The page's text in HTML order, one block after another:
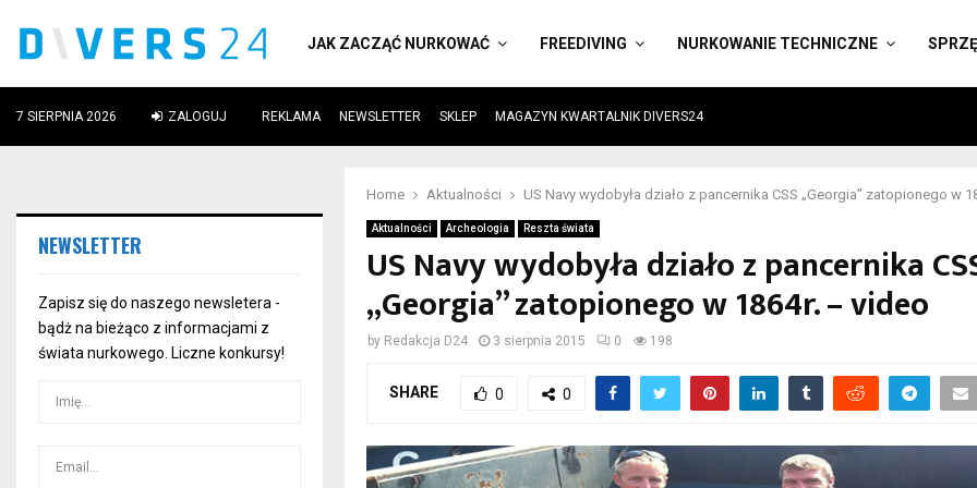
JAK ZACZĄĆ NURKOWAĆ FREEDIVING NURKOWANIE TECHNICZNE
7 SIERPNIA 2026 ZALOGUJ REKLAMA NEWSLETTER SKLEP MAGAZYN KWARTALNIK DIVERS24
Home Aktualności US Navy wydobyła działo z pancernika CSS „Georgia” zatopionego w
Aktualności Archeologia Reszta świata
US Navy wydobyła działo z pancernika
„Georgia” zatopionego w 1864r. – video
by Redakcja D24 3 sierpnia 2015 0 198
SHARE 0 0
NEWSLETTER
Zapisz się do naszego newsletera -
bądż na bieżąco z informacjami z
świata nurkowego. Liczne konkursy!